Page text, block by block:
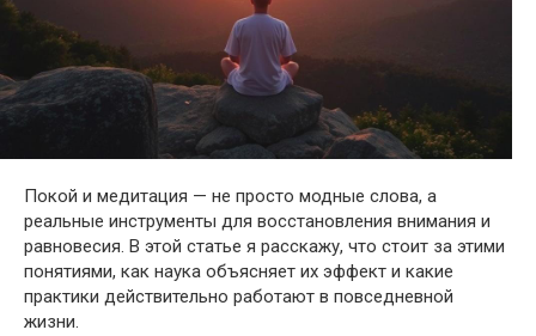
Покой и медитация — не просто модные слова, а
реальные инструменты для восстановления внимания и
равновесия. В этой статье я расскажу, что стоит за этими
понятиями, как наука объясняет их эффект и какие
практики действительно работают в повседневной
жизни.